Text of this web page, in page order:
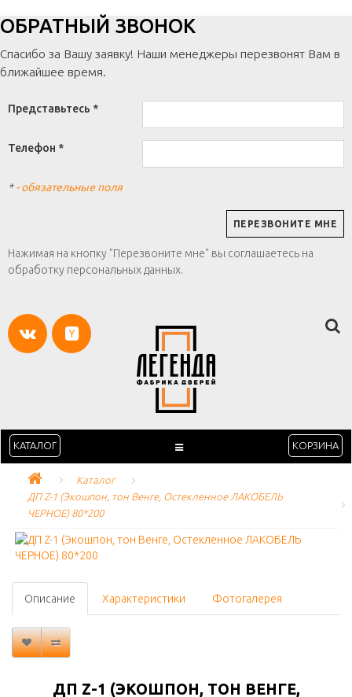
ОБРАТНЫЙ ЗВОНОК
Спасибо за Вашу заявку! Наши менеджеры перезвонят Вам в
ближайшее время.
Представьтесь *
Телефон *
*- обязательные поля
Нажимая на кнопку "Перезвоните мне" вы соглашаетесь на
обработку персональных данных.
КАТАЛОГ КОРЗИНА
Каталог
ДП Z-1 (Экошпон, тон Венге, Остекленное ЛАКОБЕЛЬ
ЧЕРНОЕ) 80*200
Описание Характеристики Фотогалерея
ДП Z-1 (ЭКОШПОН, ТОН ВЕНГЕ,